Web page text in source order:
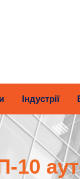
Індустрії
10